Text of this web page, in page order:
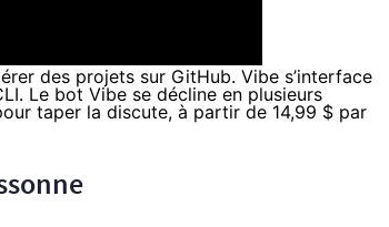
des projets sur GitHub. Vibe s’interface
Le bot Vibe se décline en plusieurs
taper la discute, à partir de 14,99 $ par